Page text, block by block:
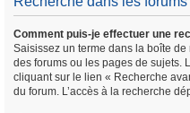
Comment puis-je effectuer une
Saisissez un terme dans la boîte
des forums ou les pages de sujets.
cliquant sur le lien « Recherche
du forum. L’accès à la recherche